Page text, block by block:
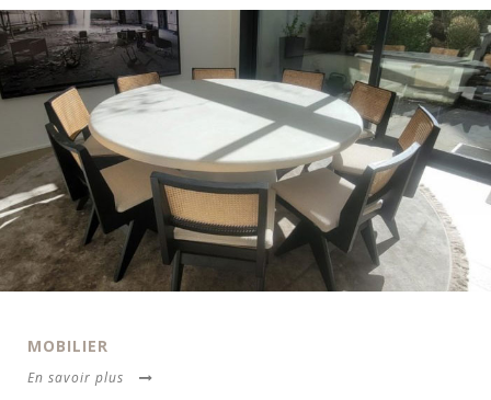
MOBILIER
En savoir plus